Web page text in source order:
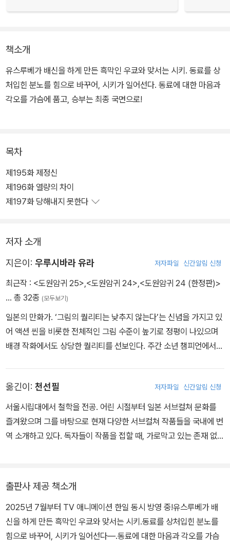
책소개
유스루베가 배신을 하게 만든 흑막인 우쿄와 맞서는 시키. 동료를 상
처입힌 분노를 힘으로 바꾸어, 시키가 일어선다. 동료에 대한 마음과
각오를 가슴에 품고, 승부는 최종 국면으로!
목차
제195화 제정신
제196화 열량의 차이
제197화 당해내지 못한다
저자 소개
지은이: 우루시바라 유라 저자파일 신간알림 신청
최근작 : <도원암귀 25> <도원암귀 24> <도원암귀 24 (한정판)>
… 총 32종 (모두보기)
일본의 만화가. ‘그림의 퀄리티는 낮추지 않는다’는 신념을 가지고 있
어 액션 씬을 비롯한 전체적인 그림 수준이 높기로 정평이 나있으며
배경 작화에서도 상당한 퀄리티를 선보인다. 주간 소년 챔피언에서
옮긴이: 천선필 저자파일 신간알림 신청
서울시립대에서 철학을 전공. 어린 시절부터 일본 서브컬쳐 문화를
즐겨왔으며 그를 바탕으로 현재 다양한 서브컬쳐 작품들을 국내에 번
역 소개하고 있다. 독자들이 작품을 접할 때, 가로막고 있는 존재 없이
출판사 제공 책소개
2025년 7월부터 TV 애니메이션 한일 동시 방영 중!유스루베가 배
신을 하게 만든 흑막인 우쿄와 맞서는 시키.동료를 상처입힌 분노를
힘으로 바꾸어, 시키가 일어선다―.동료에 대한 마음과 각오를 가슴